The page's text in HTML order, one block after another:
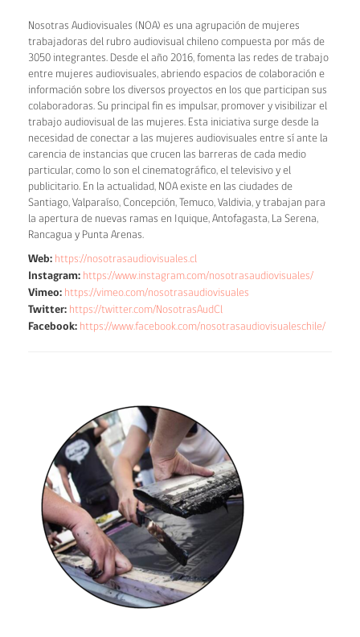
Nosotras Audiovisuales (NOA) es una agrupación de mujeres
trabajadoras del rubro audiovisual chileno compuesta por más de
3050 integrantes. Desde el año 2016, fomenta las redes de trabajo
entre mujeres audiovisuales, abriendo espacios de colaboración e
información sobre los diversos proyectos en los que participan sus
colaboradoras. Su principal fin es impulsar, promover y visibilizar el
trabajo audiovisual de las mujeres. Esta iniciativa surge desde la
necesidad de conectar a las mujeres audiovisuales entre sí ante la
carencia de instancias que crucen las barreras de cada medio
particular, como lo son el cinematográfico, el televisivo y el
publicitario. En la actualidad, NOA existe en las ciudades de
Santiago, Valparaíso, Concepción, Temuco, Valdivia, y trabajan para
la apertura de nuevas ramas en Iquique, Antofagasta, La Serena,
Rancagua y Punta Arenas.
Web: https://nosotrasaudiovisuales.cl
Instagram: https://www.instagram.com/nosotrasaudiovisuales/
Vimeo: https://vimeo.com/nosotrasaudiovisuales
Twitter: https://twitter.com/NosotrasAudCl
Facebook: https://www.facebook.com/nosotrasaudiovisualeschile/